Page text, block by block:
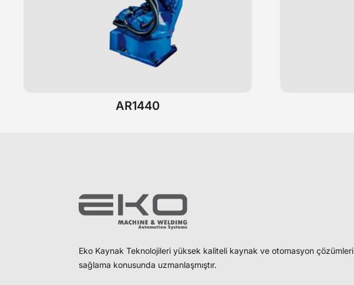
AR1440
Eko Kaynak Teknolojileri yüksek kaliteli kaynak ve otomasyon çözümleri
sağlama konusunda uzmanlaşmıştır.